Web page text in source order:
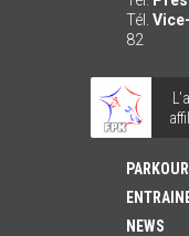
Tél.
82
PARKOUR
NEWS